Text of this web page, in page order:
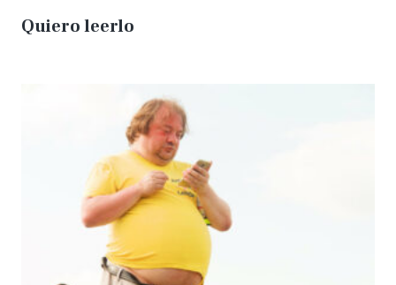
Quiero leerlo
matará
a
la
creatividad